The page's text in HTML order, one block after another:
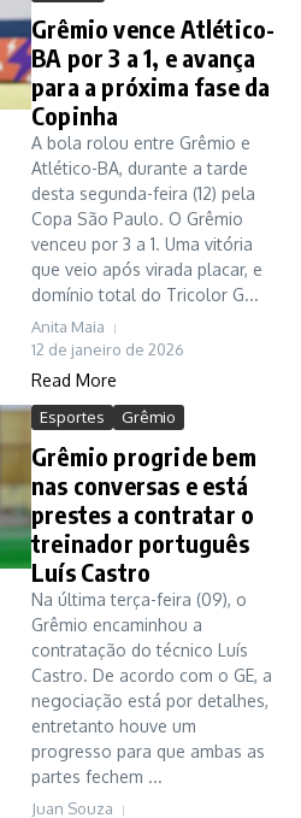
Grêmio vence Atlético-
BA por 3 a 1, e avança
para a próxima fase da
Copinha
A bola rolou entre Grêmio e
Atlético-BA, durante a tarde
desta segunda-feira (12) pela
Copa São Paulo. O Grêmio
venceu por 3 a 1. Uma vitória
que veio após virada placar, e
domínio total do Tricolor G...
Anita Maia
12 de janeiro de 2026
Read More
Esportes Grêmio
Grêmio progride bem
nas conversas e está
prestes a contratar o
treinador português
Luís Castro
Na última terça-feira (09), o
Grêmio encaminhou a
contratação do técnico Luís
Castro. De acordo com o GE, a
negociação está por detalhes,
entretanto houve um
progresso para que ambas as
partes fechem ...
Juan Souza